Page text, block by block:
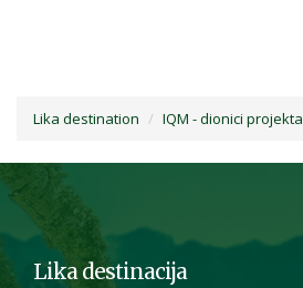
Lika destination IQM - dionici projekta
Lika destinacija